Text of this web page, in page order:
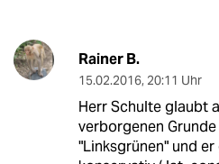
Rainer B.
15.02.2016, 20:11 Uhr
Herr Schulte glaubt
verborgenen
"Linksgrünen" und